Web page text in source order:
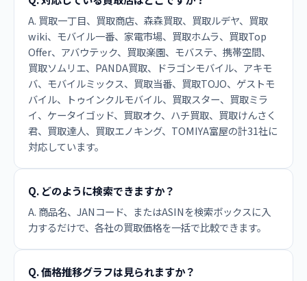
A. 買取一丁目、買取商店、森森買取、買取ルデヤ、買取
wiki、モバイル一番、家電市場、買取ホムラ、買取Top
Offer、アバウテック、買取楽園、モバステ、携帯空間、
買取ソムリエ、PANDA買取、ドラゴンモバイル、アキモ
バ、モバイルミックス、買取当番、買取TOJO、ゲストモ
バイル、トゥインクルモバイル、買取スター、買取ミラ
イ、ケータイゴッド、買取オク、ハチ買取、買取けんさく
君、買取達人、買取エノキング、TOMIYA富屋の計31社に
対応しています。
Q. どのように検索できますか？
A. 商品名、JANコード、またはASINを検索ボックスに入
力するだけで、各社の買取価格を一括で比較できます。
Q. 価格推移グラフは見られますか？